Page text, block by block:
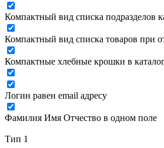
Компактный вид списка подразделов
Компактный вид списка товаров при
Компактные хлебные крошки в
Логин равен email адресу
Фамилия Имя Отчество в одном поле
Тип 1